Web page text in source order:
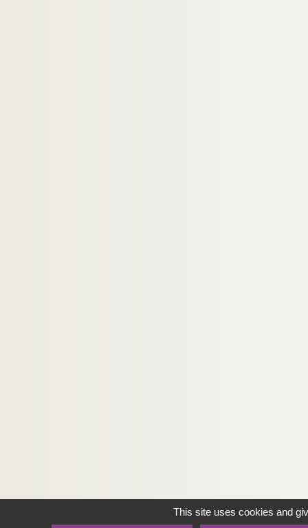
This site uses cookies and